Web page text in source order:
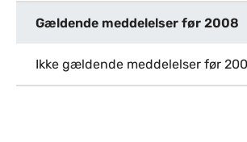
Gældende meddelelser før 2008
Ikke gældende meddelelser før